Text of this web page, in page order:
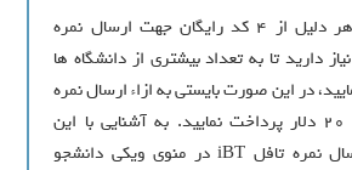
در صورتیکه به هر دلیل از 4 کد رایگان جهت ارسال نمره
دارید تا به تعداد بیشتری از دانشگاه ها
در این صورت بایستی به ازاء ارسال نمره
به هر دانشگاه مبلغ 20 دلار پرداخت نمایید. به آشنایی با این
قسمت به بخش ارسال نمره تافل iBT در منوی ویکی دانشجو